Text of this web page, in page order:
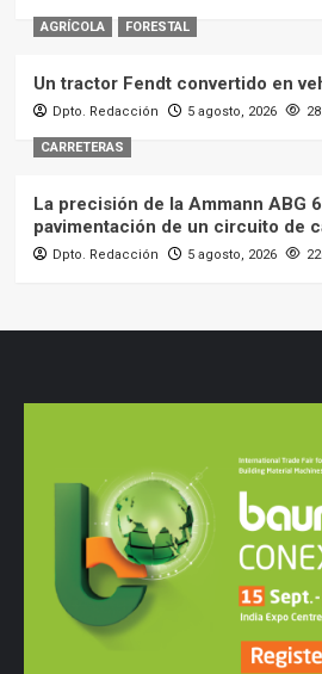
AGRÍCOLA FORESTAL
Un tractor Fendt convertido en
Dpto. Redacción 5 agosto, 2026
CARRETERAS
La precisión de la Ammann ABG
pavimentación de un circuito de
Dpto. Redacción 5 agosto, 2026